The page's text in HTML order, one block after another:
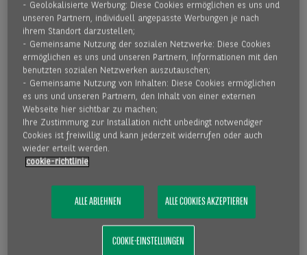
Rechnungssumme bezahlt hat. Die Debitorenverwaltung
behalten Sie jedoch in Ihrem Haus, so dass Ihnen Ihr
direkter Kundenkontakt erhalten bleibt. Wie gewohnt buchen
Sie Zahlungsein- und Rechnungsausgänge sowie Last- und
Gutschriften.
BNP Paribas Factor übernimmt in der Regel erst im
Anschluss an Ihr Mahnwesen die weitere
Debitorenüberwachung und das Inkasso überfälliger
Forderungen. Diese Übernahme funktioniert deshalb so
in das EDV-System von BNP Paribas Factor übertragen
kann sich auf die täglichen betrieblichen Kernaufgaben
- Geolokalisierte Werbung: Diese Cookies ermöglichen es uns und
unseren Partnern, individuell angepasste Werbungen je nach
ihrem Standort darzustellen;
- Gemeinsame Nutzung der sozialen Netzwerke: Diese Cookies
ermöglichen es uns und unseren Partnern, Informationen mit den
benutzten sozialen Netzwerken auszutauschen;
- Gemeinsame Nutzung von Inhalten: Diese Cookies ermöglichen
es uns und unseren Partnern, den Inhalt von einer externen
Webseite hier sichtbar zu machen;
​Ihre Zustimmung zur Installation nicht unbedingt notwendiger
Cookies ist freiwillig und kann jederzeit widerrufen oder auch
wieder erteilt werden.
​cookie-richtlinie
ALLE ABLEHNEN ALLE COOKIES AKZEPTIEREN
COOKIE-EINSTELLUNGEN